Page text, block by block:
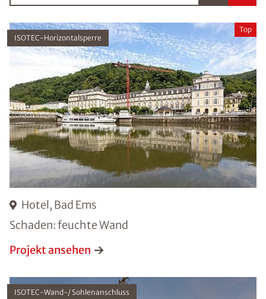
Hotel, Bad Ems
Schaden: feuchte Wand
ISOTEC-Horizontalsperre
Top
Projekt ansehen
ISOTEC-Wand-/ Sohlenanschluss